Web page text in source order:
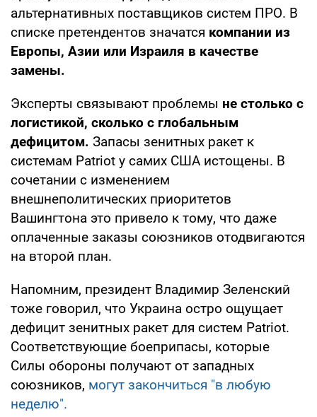
альтернативных поставщиков систем ПРО. В
списке претендентов значатся компании из
Европы, Азии или Израиля в качестве
замены.
Эксперты связывают проблемы не столько с
логистикой, сколько с глобальным
дефицитом. Запасы зенитных ракет к
системам Patriot у самих США истощены. В
сочетании с изменением
внешнеполитических приоритетов
Вашингтона это привело к тому, что даже
оплаченные заказы союзников отодвигаются
на второй план.
Напомним, президент Владимир Зеленский
тоже говорил, что Украина остро ощущает
дефицит зенитных ракет для систем Patriot.
Соответствующие боеприпасы, которые
Силы обороны получают от западных
союзников, могут закончиться "в любую
неделю".